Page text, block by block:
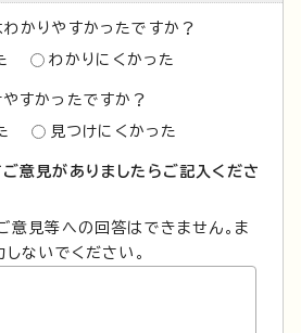
かりやすかったですか？
わかりにくかった
すかったですか？
見つけにくかった
意見がありましたらご記入くださ
意見等への回答はできません。ま
ないでください。